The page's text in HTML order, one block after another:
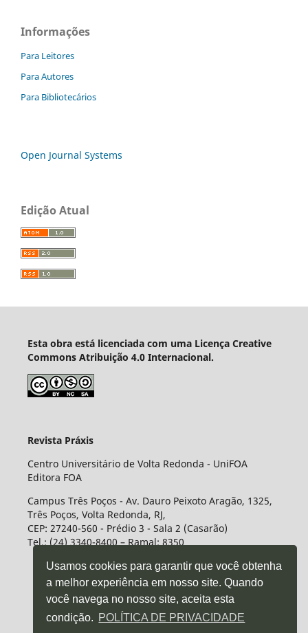
Usamos cookies para garantir que você obtenha
a melhor experiência em nosso site. Quando
você navega no nosso site, aceita esta
condição. POLÍTICA DE PRIVACIDADE
Informações
Para Leitores
Para Autores
Para Bibliotecários
Open Journal Systems
Edição Atual
Esta obra está licenciada com uma Licença Creative
Commons Atribuição 4.0 Internacional.
Revista Práxis
Centro Universitário de Volta Redonda - UniFOA
Editora FOA
Campus Três Poços - Av. Dauro Peixoto Aragão, 1325,
Três Poços, Volta Redonda, RJ,
CEP: 27240-560 - Prédio 3 - Sala 2 (Casarão)
Tel.: (24) 3340-8400 – Ramal: 8350